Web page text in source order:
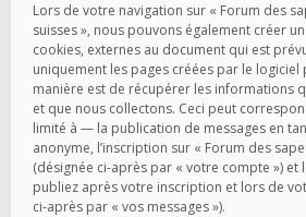
Lors de votre navigation sur « Forum des
suisses », nous pouvons également créer
cookies, externes au document qui est
uniquement les pages créées par le logiciel
manière est de récupérer les informations
et que nous collectons. Ceci peut
limité à — la publication de messages en
anonyme, l’inscription sur « Forum des
(désignée ci-après par « votre compte ») et
publiez après votre inscription et lors de
ci-après par « vos messages »).